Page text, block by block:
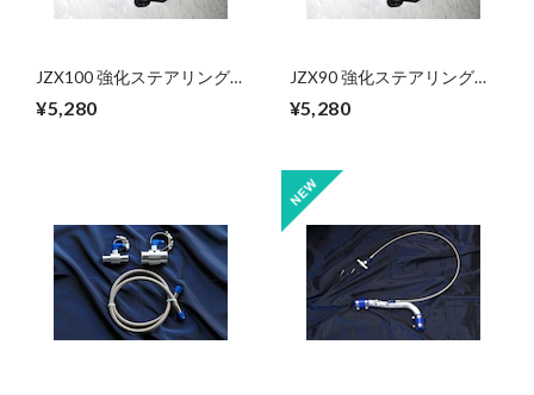
JZX100 強化ステアリング
ラックマウントブッシュ
¥5,280
JZX90 強化ステアリングラ
ックマウントブッシュ
¥5,280